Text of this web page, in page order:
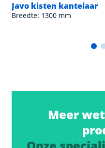
Javo kisten kantelaar
Breedte: 1300 mm
Meer